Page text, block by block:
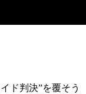
ド判決”を覆そう